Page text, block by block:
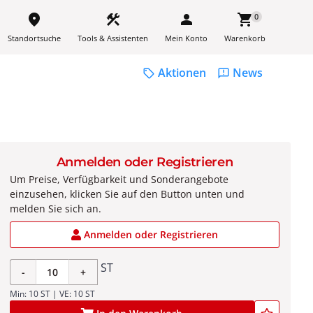
place
Standortsuche
construction
Tools & Assistenten
person
Mein Konto
shopping_cart0
Warenkorb
sell Aktionen feedback News
Anmelden oder Registrieren
Um Preise, Verfügbarkeit und Sonderangebote
einzusehen, klicken Sie auf den Button unten und
melden Sie sich an.
Anmelden oder Registrieren
- + ST
Min: 10 ST | VE: 10 ST